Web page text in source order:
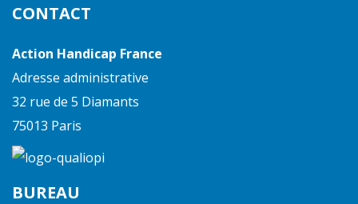
CONTACT
Action Handicap France
Adresse administrative
32 rue de 5 Diamants
75013 Paris
BUREAU